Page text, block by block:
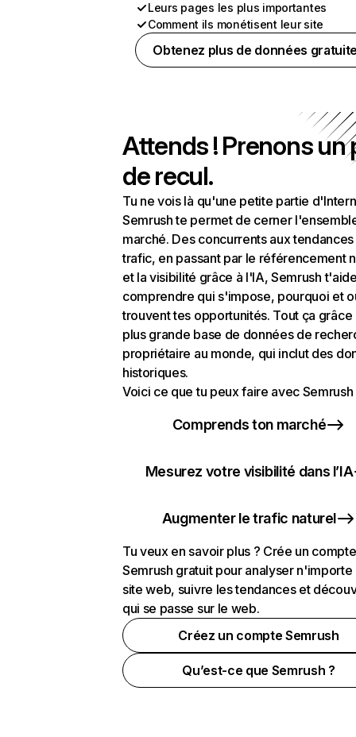
Leurs pages les plus importantes
Comment ils monétisent leur site
Obtenez plus de données
Attends ! Prenons un
de recul.
Tu ne vois là qu'une petite partie
Semrush te permet de cerner
marché. Des concurrents aux
trafic, en passant par le référencement
et la visibilité grâce à l'IA, Semrush
comprendre qui s'impose, pourquoi et
trouvent tes opportunités. Tout ça grâce
plus grande base de données de
propriétaire au monde, qui inclut des
historiques.
Voici ce que tu peux faire avec Semrush
Comprends ton marché
Mesurez votre visibilité dans l’IA
Augmenter le trafic naturel
Tu veux en savoir plus ? Crée un compte
Semrush gratuit pour analyser n'importe
site web, suivre les tendances et
qui se passe sur le web.
Créez un compte Semrush
Qu’est-ce que Semrush ?